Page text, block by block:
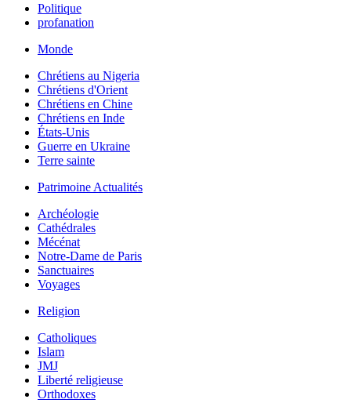
Politique
profanation
Monde
Chrétiens au Nigeria
Chrétiens d'Orient
Chrétiens en Chine
Chrétiens en Inde
États-Unis
Guerre en Ukraine
Terre sainte
Patrimoine Actualités
Archéologie
Cathédrales
Mécénat
Notre-Dame de Paris
Sanctuaires
Voyages
Religion
Catholiques
Islam
JMJ
Liberté religieuse
Orthodoxes